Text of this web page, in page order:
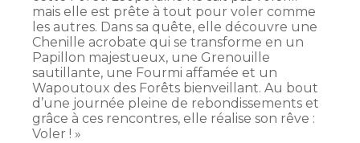
mais elle est prête à tout pour voler comme
les autres. Dans sa quête, elle découvre une
Chenille acrobate qui se transforme en un
Papillon majestueux, une Grenouille
sautillante, une Fourmi affamée et un
Wapoutoux des Forêts bienveillant. Au bout
d’une journée pleine de rebondissements et
grâce à ces rencontres, elle réalise son rêve :
Voler ! »